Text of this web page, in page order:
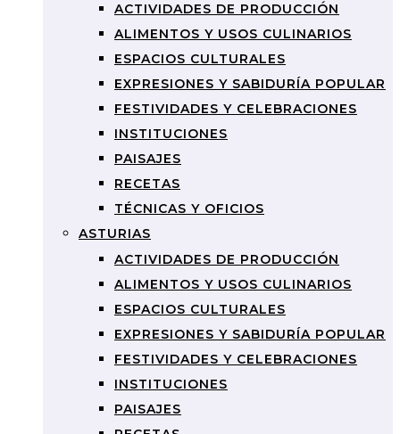
ACTIVIDADES DE PRODUCCIÓN
ALIMENTOS Y USOS CULINARIOS
ESPACIOS CULTURALES
EXPRESIONES Y SABIDURÍA POPULAR
FESTIVIDADES Y CELEBRACIONES
INSTITUCIONES
PAISAJES
RECETAS
TÉCNICAS Y OFICIOS
ASTURIAS
ACTIVIDADES DE PRODUCCIÓN
ALIMENTOS Y USOS CULINARIOS
ESPACIOS CULTURALES
EXPRESIONES Y SABIDURÍA POPULAR
FESTIVIDADES Y CELEBRACIONES
INSTITUCIONES
PAISAJES